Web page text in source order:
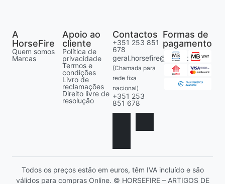
A
HorseFire
Quem somos
Marcas
Apoio ao
cliente
Política de
privacidade
Termos e
condições
Livro de
reclamações
Direito livre de
resolução
Contactos
+351 253 851
678
geral.horsefire@gmail.com
(Chamada para
rede fixa
nacional)
+351 253
851 678
Formas de
pagamento
Todos os preços estão em euros, têm IVA incluído e são
válidos para compras Online. © HORSEFIRE – ARTIGOS DE